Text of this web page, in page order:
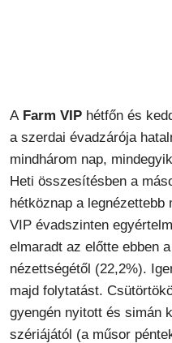
A Farm VIP hétfőn és
a szerdai évadzárója
mindhárom nap,
Heti összesítésben a
hétköznap a legnézettebb
VIP évadszinten
elmaradt az előtte ebben
nézettségétől (22,2%).
majd folytatást.
gyengén nyitott és simán
szériájától (a műsor